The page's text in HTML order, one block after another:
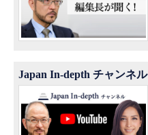
Japan In-depth チャンネル